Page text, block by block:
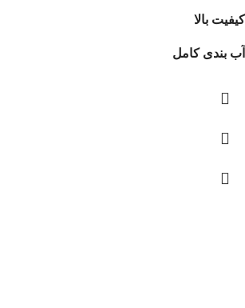
کیفیت بالا
آب بندی کامل